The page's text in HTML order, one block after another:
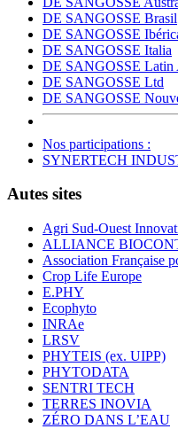
DE SANGOSSE Brasil
DE SANGOSSE
DE SANGOSSE Italia
DE SANGOSSE Latin
DE SANGOSSE Ltd
DE SANGOSSE
Nos participations :
SYNERTECH
Autes sites
Agri Sud-Ouest
ALLIANCE
Association Française
Crop Life Europe
E.PHY
Ecophyto
INRAe
LRSV
PHYTEIS (ex. UIPP)
PHYTODATA
SENTRI TECH
TERRES INOVIA
ZÉRO DANS L’EAU